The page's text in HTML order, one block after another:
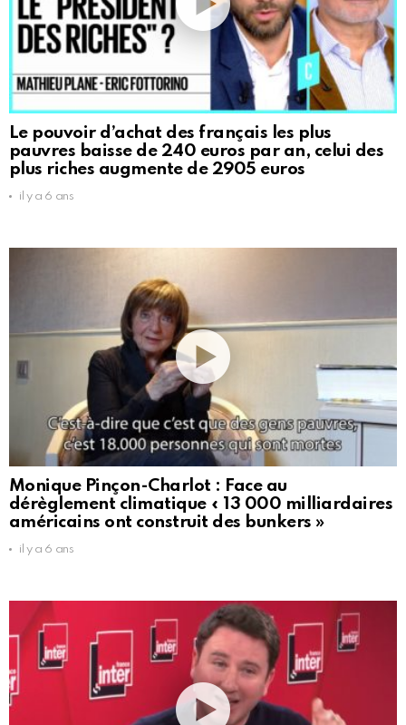
Le pouvoir d’achat des français les plus
pauvres baisse de 240 euros par an, celui des
plus riches augmente de 2905 euros
il y a 6 ans
Monique Pinçon-Charlot : Face au
dérèglement climatique « 13 000 milliardaires
américains ont construit des bunkers »
il y a 6 ans